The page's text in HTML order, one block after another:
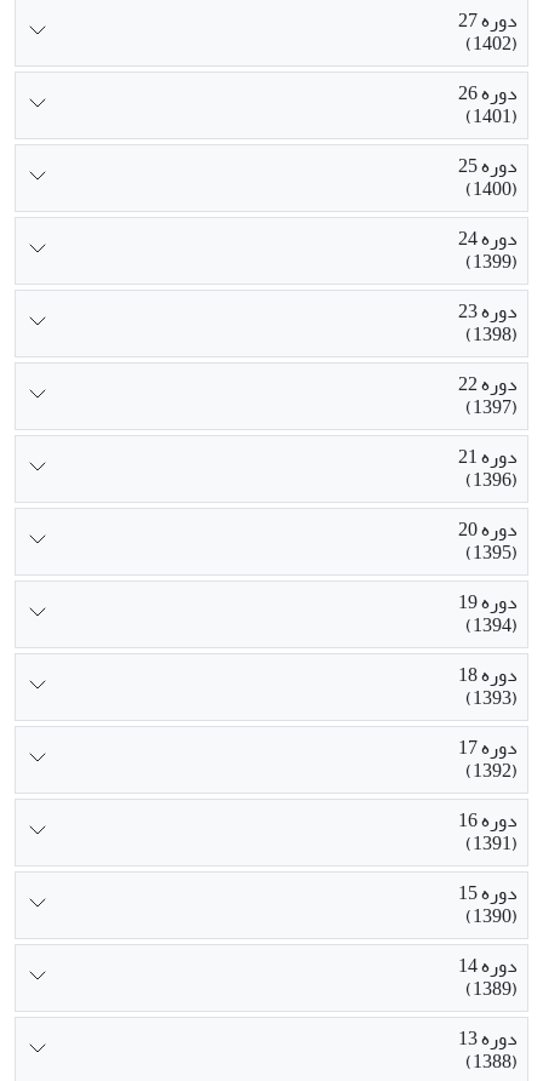
دوره 27
(1402)
دوره 26
(1401)
دوره 25
(1400)
دوره 24
(1399)
دوره 23
(1398)
دوره 22
(1397)
دوره 21
(1396)
دوره 20
(1395)
دوره 19
(1394)
دوره 18
(1393)
دوره 17
(1392)
دوره 16
(1391)
دوره 15
(1390)
دوره 14
(1389)
دوره 13
(1388)